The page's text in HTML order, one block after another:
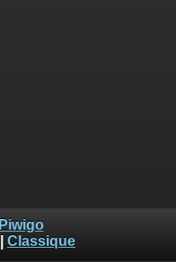
Piwigo
Classique